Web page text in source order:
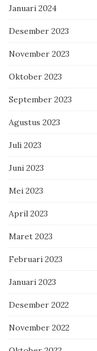
Januari 2024
Desember 2023
November 2023
Oktober 2023
September 2023
Agustus 2023
Juli 2023
Juni 2023
Mei 2023
April 2023
Maret 2023
Februari 2023
Januari 2023
Desember 2022
November 2022